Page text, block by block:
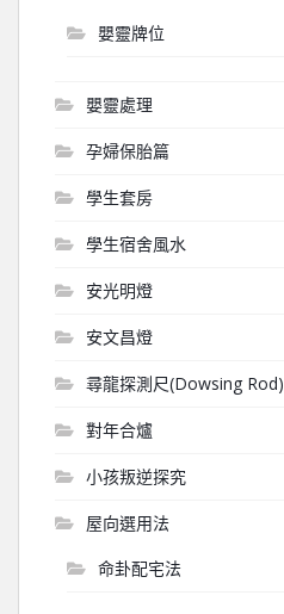
嬰靈牌位
嬰靈處理
孕婦保胎篇
學生套房
學生宿舍風水
安光明燈
安文昌燈
尋龍探測尺(Dowsing Rod)
對年合爐
小孩叛逆探究
屋向選用法
命卦配宅法